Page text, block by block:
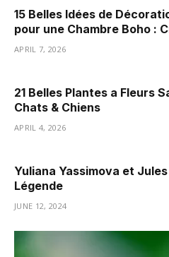
15 Belles Idées de
pour une Chambre Boho :
APRIL 7, 2026
21 Belles Plantes a Fleurs
Chats & Chiens
APRIL 4, 2026
Yuliana Yassimova et
Légende
JUNE 12, 2024